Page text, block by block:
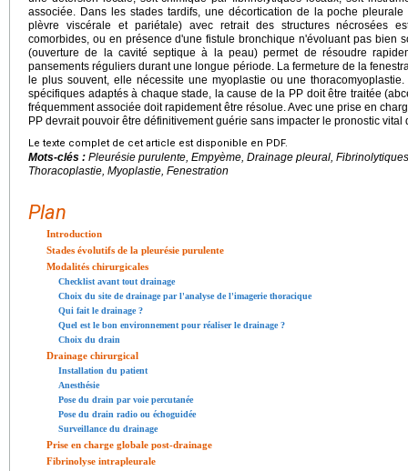
associée. Dans les stades tardifs, une décortication de la poche
plèvre viscérale et pariétale) avec retrait des structures nécrosées
comorbides, ou en présence d'une fistule bronchique n'évoluant pas bien
(ouverture de la cavité septique à la peau) permet de résoudre
pansements réguliers durant une longue période. La fermeture de la
le plus souvent, elle nécessite une myoplastie ou une
spécifiques adaptés à chaque stade, la cause de la PP doit être traitée
fréquemment associée doit rapidement être résolue. Avec une prise en
PP devrait pouvoir être définitivement guérie sans impacter le pronostic vital
Le texte complet de cet article est disponible en PDF.
Mots-clés : Pleurésie purulente, Empyème, Drainage pleural,
Thoracoplastie, Myoplastie, Fenestration
Plan
Introduction
Stades évolutifs de la pleurésie purulente
Modalités chirurgicales
Checklist avant tout drainage
Choix du site de drainage par l'analyse de l'imagerie thoracique
Qui fait le drainage ?
Quel est le bon environnement pour réaliser le drainage ?
Choix du drain
Drainage chirurgical
Installation du patient
Anesthésie
Pose du drain par voie percutanée
Pose du drain radio ou échoguidée
Surveillance du drainage
Prise en charge globale post-drainage
Fibrinolyse intrapleurale